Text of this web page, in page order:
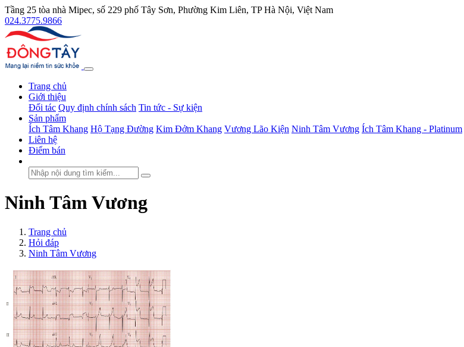
Tầng 25 tòa nhà Mipec, số 229 phố Tây Sơn, Phường Kim Liên, TP Hà Nội, Việt Nam
024.3775.9866
Trang chủ
Giới thiệu
Đối tác Quy định chính sách Tin tức - Sự kiện
Sản phẩm
Ích Tâm Khang Hộ Tạng Đường Kim Đởm Khang Vương Lão Kiện Ninh Tâm Vương Ích Tâm Khang - Platinum
Liên hệ
Điểm bán
Ninh Tâm Vương
Trang chủ
Hỏi đáp
Ninh Tâm Vương